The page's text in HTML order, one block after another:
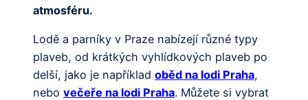
atmosféru.
Lodě a parníky v Praze nabízejí různé typy
plaveb, od krátkých vyhlídkových plaveb po
delší, jako je například oběd na lodi Praha,
nebo večeře na lodi Praha. Můžete si vybrat